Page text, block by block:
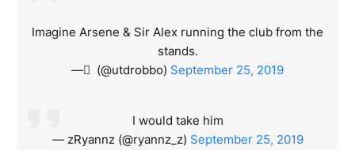
Imagine Arsene & Sir Alex running the club from the
stands.
— ً (@utdrobbo) September 25, 2019
I would take him
— zRyannz (@ryannz_z) September 25, 2019